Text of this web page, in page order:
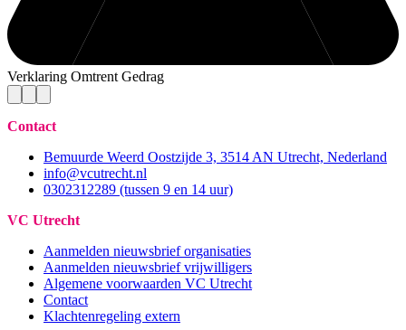
Verklaring Omtrent Gedrag
Contact
Bemuurde Weerd Oostzijde 3, 3514 AN Utrecht, Nederland
info@vcutrecht.nl
0302312289 (tussen 9 en 14 uur)
VC Utrecht
Aanmelden nieuwsbrief organisaties
Aanmelden nieuwsbrief vrijwilligers
Algemene voorwaarden VC Utrecht
Contact
Klachtenregeling extern